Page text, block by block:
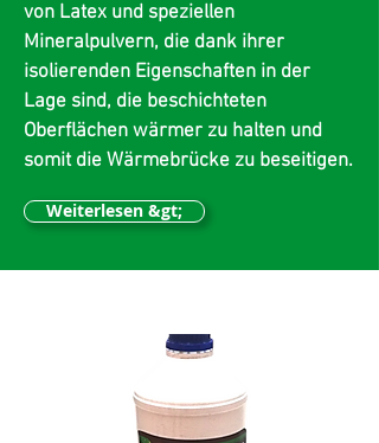
von Latex und speziellen
Mineralpulvern, die dank ihrer
isolierenden Eigenschaften in der
Lage sind, die beschichteten
Oberflächen wärmer zu halten und
somit die Wärmebrücke zu beseitigen.
Weiterlesen &gt;